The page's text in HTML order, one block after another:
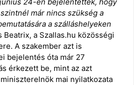
24-én bejelentették, hogy
már nincs szükség a
a szálláshelyeken
Beatrix, a Szallas.hu közösségi
A szakember azt is
bejelentés óta már 27
érkezett be, mint az azt
mai nyilatkozata